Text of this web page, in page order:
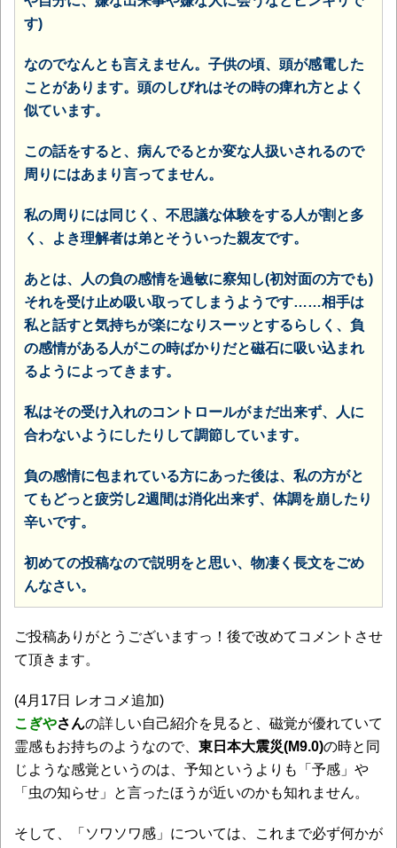
す)
なのでなんとも言えません。子供の頃、頭が感電した
ことがあります。頭のしびれはその時の痺れ方とよく
似ています。
この話をすると、病んでるとか変な人扱いされるので
周りにはあまり言ってません。
私の周りには同じく、不思議な体験をする人が割と多
く、よき理解者は弟とそういった親友です。
あとは、人の負の感情を過敏に察知し(初対面の方でも)
それを受け止め吸い取ってしまうようです……相手は
私と話すと気持ちが楽になりスーッとするらしく、負
の感情がある人がこの時ばかりだと磁石に吸い込まれ
るようによってきます。
私はその受け入れのコントロールがまだ出来ず、人に
合わないようにしたりして調節しています。
負の感情に包まれている方にあった後は、私の方がと
てもどっと疲労し2週間は消化出来ず、体調を崩したり
辛いです。
初めての投稿なので説明をと思い、物凄く長文をごめ
んなさい。
ご投稿ありがとうございますっ！後で改めてコメントさせ
て頂きます。
(4月17日 レオコメ追加)
こぎやさんの詳しい自己紹介を見ると、磁覚が優れていて
霊感もお持ちのようなので、 東日本大震災(M9.0)の時と同
じような感覚というのは、予知というよりも「予感」や
「虫の知らせ」と言ったほうが近いのかも知れません。
そして、「ソワソワ感」については、これまで必ず何かが